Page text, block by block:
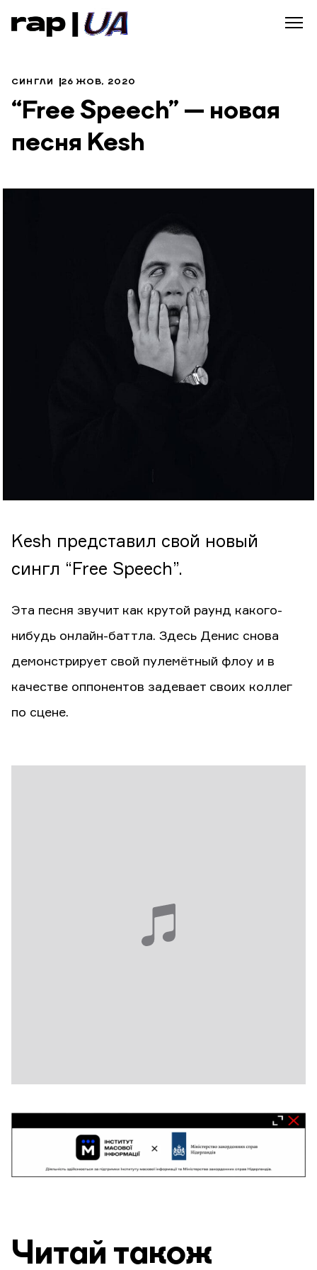
СИНГЛИ 26 ЖОВ, 2020
“Free Speech” — новая
песня Kesh
Kesh представил свой новый
сингл “Free Speech”.
Эта песня звучит как крутой раунд какого-
нибудь онлайн-баттла. Здесь Денис снова
демонстрирует свой пулемётный флоу и в
качестве оппонентов задевает своих коллег
по сцене.
Читай також